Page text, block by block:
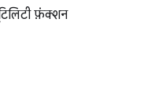
फ़ंक्शन